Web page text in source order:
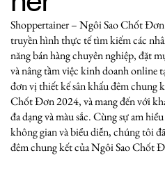
Shoppertainer – Ngôi Sao Chốt
truyền hình thực tế tìm kiếm các
năng bán hàng chuyên nghiệp, đặt
và nâng tầm việc kinh doanh online
đơn vị thiết kế sân khấu đêm chung
Chốt Đơn 2024, và mang đến với
đa dạng và màu sắc. Cùng sự am
không gian và biểu diễn, chúng tôi
đêm chung kết của Ngôi Sao Chốt